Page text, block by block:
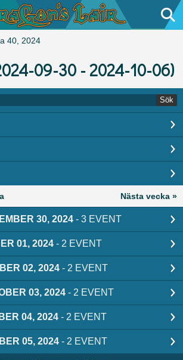
40, 2024
09-30 - 2024-10-06)
Sök
Nästa vecka »
30, 2024 - 3 EVENT
01, 2024 - 2 EVENT
02, 2024 - 2 EVENT
03, 2024 - 2 EVENT
04, 2024 - 2 EVENT
05, 2024 - 2 EVENT